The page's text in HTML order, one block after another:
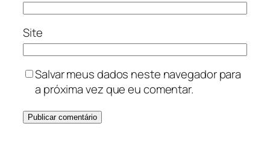
Site
Salvar meus dados neste navegador para
a próxima vez que eu comentar.